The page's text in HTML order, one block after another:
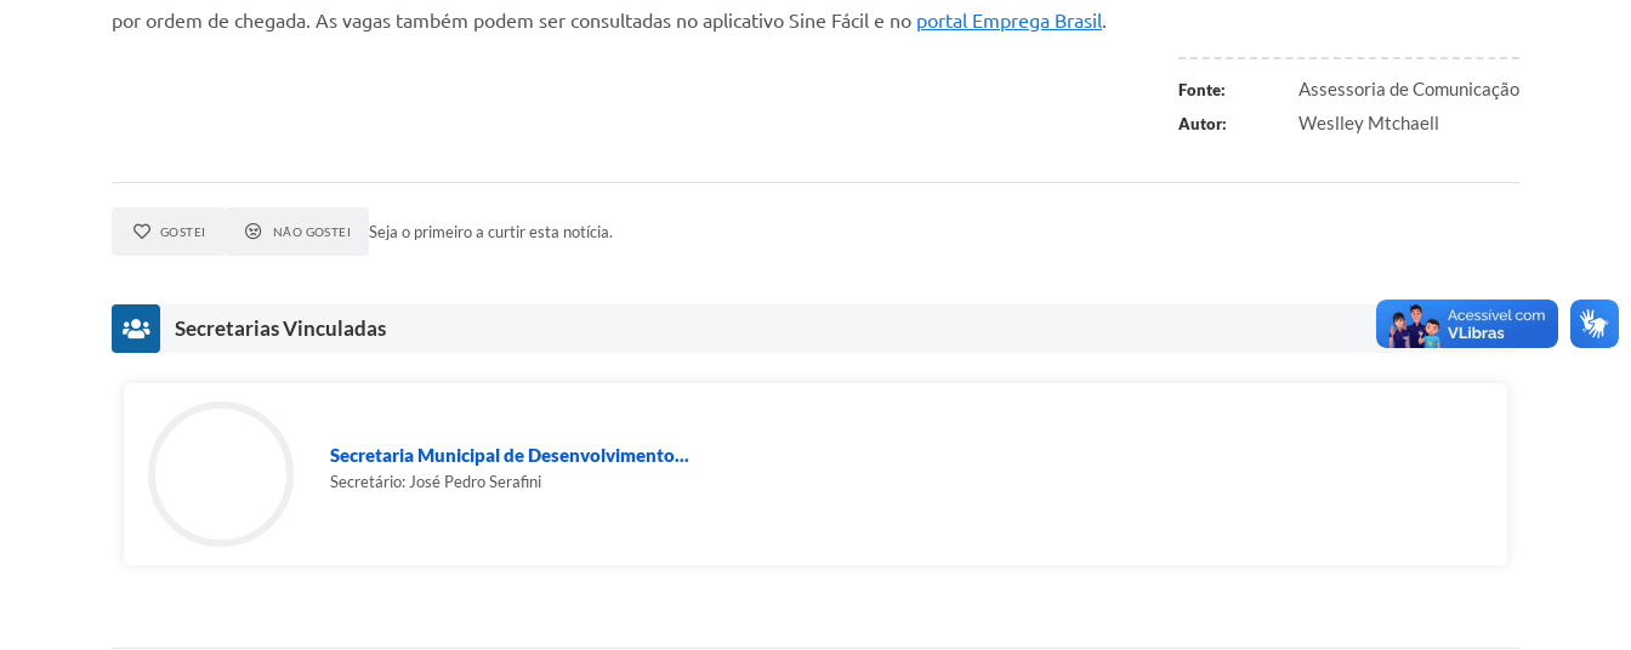
por ordem de chegada. As vagas também podem ser consultadas no aplicativo Sine Fácil e no portal Emprega Brasil
Fonte: Assessoria de Comunicação
Autor: Weslley Mtchaell
GOSTEI NÃO GOSTEI Seja o primeiro a curtir esta notícia.
Secretarias Vinculadas
Secretaria Municipal de Desenvolvimento...
Secretário: José Pedro Serafini